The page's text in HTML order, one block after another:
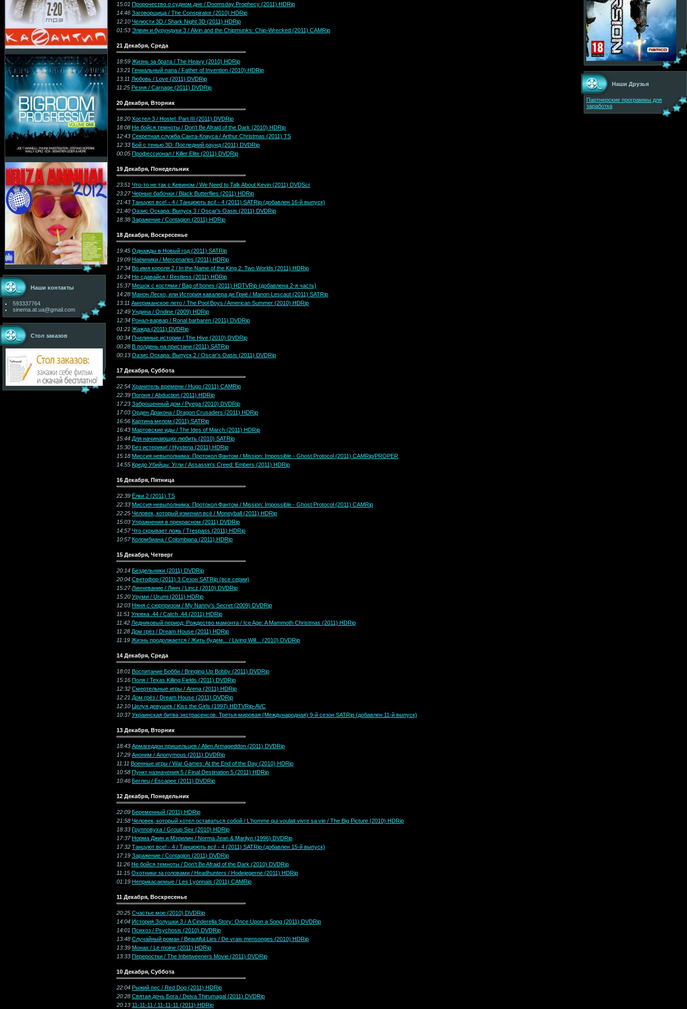
Наши контакты
593337764
sinema.at.ua@gmail.com
Стол заказов
15:01 Пророчество о судном дне / Doomsday Prophecy (2011) HDRip
14:46 Заговорщица / The Conspirator (2010) HDRip
12:10 Челюсти 3D / Shark Night 3D (2011) HDRip
01:53 Элвин и бурундуки 3 / Alvin and the Chipmunks: Chip-Wrecked (2011) CAMRip
21 Декабря, Среда
18:59 Жизнь за брата / The Heavy (2010) НDRip
13:21 Гениальный папа / Father of Invention (2010) HDRip
13:11 Любовь / Love (2011) DVDRip
11:25 Резня / Carnage (2011) DVDRip
20 Декабря, Вторник
18:20 Хостел 3 / Hostel: Part III (2011) DVDRip
18:08 Не бойся темноты / Don't Be Afraid of the Dark (2010) HDRip
12:43 Секретная служба Санта-Клауса / Arthur Christmas (2011) TS
12:33 Бой с тенью 3D: Последний раунд (2011) DVDRip
00:05 Профессионал / Killer Elite (2011) DVDRip
19 Декабря, Понедельник
23:51 Что-то не так с Кевином / We Need to Talk About Kevin (2011) DVDScr
23:27 Черные бабочки / Black Butterflies (2011) HDRip
21:43 Танцуют все! - 4 / Танцюють всі! - 4 (2011) SATRip (добавлен 16-й выпуск)
21:40 Оазис Оскара: Выпуск 3 / Oscar's Oasis (2011) DVDRip
18:38 Заражение / Contagion (2011) HDRip
18 Декабря, Воскресенье
19:45 Однажды в Новый год (2011) SATRip
19:09 Наёмники / Mercenaries (2011) HDRip
17:34 Во имя короля 2 / In the Name of the King 2: Two Worlds (2011) HDRip
16:24 Не сдавайся / Restless (2011) HDRip
15:37 Мешок с костями / Bag of bones (2011) HDTVRip (добавлена 2-я часть)
14:28 Манон Леско, или История кавалера де Гриё / Manon Lescaut (2011) SATRip
13:11 Американское лето / The Pool Boys / American Summer (2010) HDRip
12:49 Ундина / Ondine (2009) HDRip
12:34 Ронал-варвар / Ronal barbaren (2011) DVDRip
01:21 Жажда (2011) DVDRip
00:34 Пчелиные истории / The Hive (2010) DVDRip
00:28 В полдень на пристани (2011) SATRip
00:13 Оазис Оскара: Выпуск 2 / Oscar's Oasis (2011) DVDRip
17 Декабря, Суббота
22:54 Хранитель времени / Hugo (2011) CAMRip
22:39 Погоня / Abduction (2011) HDRip
17:23 Заброшенный дом / Pyega (2010) DVDRip
17:03 Орден Дракона / Dragon Crusaders (2011) HDRip
16:56 Картина мелом (2011) SATRip
16:43 Мартовские иды / The Ides of March (2011) HDRip
15:44 Для начинающих любить (2010) SATRip
15:30 Без истерики! / Hysteria (2011) HDRip
15:18 Миссия невыполнима: Протокол Фантом / Mission: Impossible - Ghost Protocol (2011) CAMRip/PROPER
14:55 Кредо Убийцы: Угли / Assassin's Creed: Embers (2011) HDRip
16 Декабря, Пятница
22:39 Ёлки 2 (2011) TS
22:33 Миссия невыполнима: Протокол Фантом / Mission: Impossible - Ghost Protocol (2011) CAMRip
22:25 Человек, который изменил всё / Moneyball (2011) HDRip
15:03 Упражнения в прекрасном (2011) DVDRip
14:57 Что скрывает ложь / Trespass (2011) HDRip
10:57 Коломбиана / Colombiana (2011) HDRip
15 Декабря, Четверг
20:14 Бездельники (2011) DVDRip
20:04 Светофор (2011) 3 Сезон SATRip (все серии)
15:27 Линчевание / Линч / Lincz (2010) DVDRip
15:20 Уруми / Urumi (2011) HDRip
12:03 Няня с сюрпризом / My Nanny's Secret (2009) DVDRip
11:51 Уловка .44 / Catch .44 (2011) HDRip
11:42 Ледниковый период: Рождество мамонта / Ice Age: A Mammoth Christmas (2011) HDRip
11:28 Дом грёз / Dream House (2011) HDRip
11:19 Жизнь продолжается / Жить будем... / Living Will... (2010) DVDRip
14 Декабря, Среда
18:01 Воспитание Бобби / Bringing Up Bobby (2011) DVDRip
15:16 Поля / Texas Killing Fields (2011) DVDRip
12:32 Смертельные игры / Arena (2011) HDRip
12:21 Дом грёз / Dream House (2011) DVDRip
12:10 Целуя девушек / Kiss the Girls (1997) HDTVRip-AVC
10:37 Украинская битва экстрасенсов. Третья мировая (Международная) 9-й сезон SATRip (добавлен 11-й выпуск)
13 Декабря, Вторник
18:43 Армагеддон пришельцев / Alien Armageddon (2011) DVDRip
17:29 Аноним / Anonymous (2011) DVDRip
11:11 Военные игры / War Games: At the End of the Day (2010) HDRip
10:58 Пункт назначения 5 / Final Destination 5 (2011) HDRip
10:46 Беглец / Escapee (2011) DVDRip
12 Декабря, Понедельник
22:09 Беременный (2011) HDRip
21:58 Человек, который хотел оставаться собой / L'homme qui voulait vivre sa vie / The Big Picture (2010) HDRip
18:33 Групповуха / Group Sex (2010) HDRip
17:37 Норма Джин и Мэрилин / Norma Jean & Marilyn (1996) DVDRip
17:32 Танцуют все! - 4 / Танцюють всі! - 4 (2011) SATRip (добавлен 15-й выпуск)
17:19 Заражение / Contagion (2011) DVDRip
11:26 Не бойся темноты / Don't Be Afraid of the Dark (2010) DVDRip
11:15 Охотники за головами / Headhunters / Hodejegerne (2011) HDRip
01:19 Неприкасаемые / Les Lyonnais (2011) CAMRip
11 Декабря, Воскресенье
20:25 Счастье мое (2010) DVDRip
14:04 История Золушки 3 / A Cinderella Story: Once Upon a Song (2011) DVDRip
14:01 Психоз / Psychosis (2010) DVDRip
13:48 Случайный роман / Beautiful Lies / De vrais mensonges (2010) HDRip
13:39 Монах / Le moine (2011) HDRip
13:33 Переростки / The Inbetweeners Movie (2011) DVDRip
10 Декабря, Суббота
22:04 Рыжий пес / Red Dog (2011) HDRip
20:28 Святая дочь Бога / Deiva Thirumagal (2011) DVDRip
20:13 11-11-11 / 11-11-11 (2011) HDRip
Наши Друзья
Партнерские программы для
заработка